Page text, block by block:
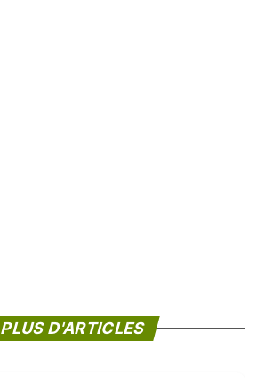
PLUS D'ARTICLES